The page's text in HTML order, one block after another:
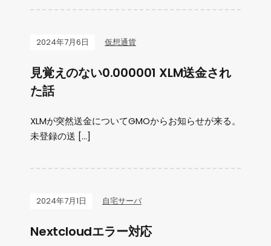
2024年7月6日 仮想通貨
見覚えのない0.000001 XLM送金され
た話
XLMが突然送金についてGMOからお知らせが来る。
未登録の送 […]
2024年7月1日 自宅サーバ
Nextcloudエラー対応